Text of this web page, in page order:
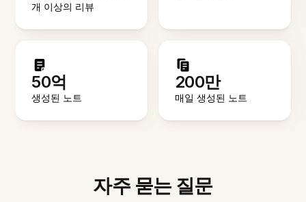
개 이상의 리뷰
50억
생성된 노트
200만
매일 생성된 노트
자주 묻는 질문